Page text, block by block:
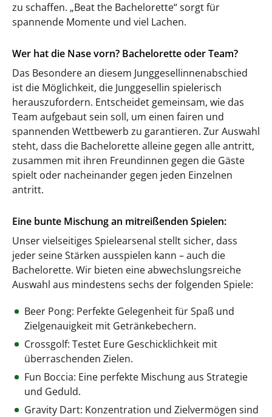
zu schaffen. „Beat the Bachelorette“ sorgt für
spannende Momente und viel Lachen.
Wer hat die Nase vorn? Bachelorette oder Team?
Das Besondere an diesem Junggesellinnenabschied
ist die Möglichkeit, die Junggesellin spielerisch
herauszufordern. Entscheidet gemeinsam, wie das
Team aufgebaut sein soll, um einen fairen und
spannenden Wettbewerb zu garantieren. Zur Auswahl
steht, dass die Bachelorette alleine gegen alle antritt,
zusammen mit ihren Freundinnen gegen die Gäste
spielt oder nacheinander gegen jeden Einzelnen
antritt.
Eine bunte Mischung an mitreißenden Spielen:
Unser vielseitiges Spielearsenal stellt sicher, dass
jeder seine Stärken ausspielen kann – auch die
Bachelorette. Wir bieten eine abwechslungsreiche
Auswahl aus mindestens sechs der folgenden Spiele:
Beer Pong: Perfekte Gelegenheit für Spaß und
Zielgenauigkeit mit Getränkebechern.
Crossgolf: Testet Eure Geschicklichkeit mit
überraschenden Zielen.
Fun Boccia: Eine perfekte Mischung aus Strategie
und Geduld.
Gravity Dart: Konzentration und Zielvermögen sind